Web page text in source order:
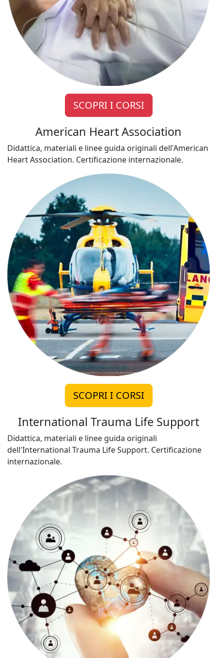
SCOPRI I CORSI
American Heart Association
Didattica, materiali e linee guida originali dell'American
Heart Association. Certificazione internazionale.
SCOPRI I CORSI
International Trauma Life Support
Didattica, materiali e linee guida originali
dell'International Trauma Life Support. Certificazione
internazionale.